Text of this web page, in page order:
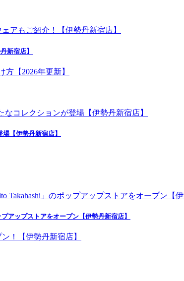
新宿店】
【伊勢丹新宿店】
アップストアをオープン【伊勢丹新宿店】